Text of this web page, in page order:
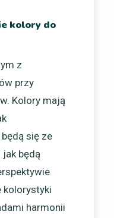
kolory do
z
przy
Kolory mają
się ze
będą
kolorystyki
harmonii